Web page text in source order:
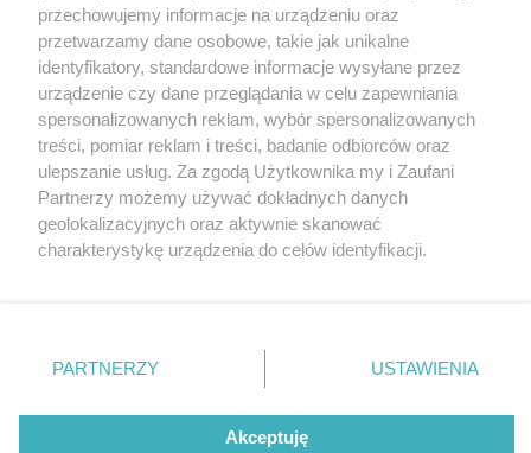
2 / 2
"Dzieci z Bullerbyn"
Wróć do artykułu:
"Dzieci z Bullerbyn" że świątecznym akcentem w
Teatrze Małym Tychy 8 grudnia
Nie zapomnij
zapoznać się z:
polityką prywatności regulamin korzystania z portali
Twojemiasto
Piekary Śląskie
Chorzów
Tarnowskie Góry
Gliwice
Skontakuj sięz nami
Kontakt
Wydawca
Redakcja
przechowujemy informacje na urządzeniu oraz
przetwarzamy dane osobowe, takie jak unikalne
identyfikatory, standardowe informacje wysyłane przez
urządzenie czy dane przeglądania w celu zapewniania
spersonalizowanych reklam, wybór spersonalizowanych
treści, pomiar reklam i treści, badanie odbiorców oraz
ulepszanie usług. Za zgodą Użytkownika my i Zaufani
Partnerzy możemy używać dokładnych danych
geolokalizacyjnych oraz aktywnie skanować
charakterystykę urządzenia do celów identyfikacji.
zmienić/wycofać klikając przycisk ustawień prywatności
znajdujący się w lewym dolnym rogu strony
rodzaje przetwarzania danych nie wymagają zgody
użytkownika, ale masz prawo sprzeciwić się takiemu
PARTNERZY USTAWIENIA
Akceptuję